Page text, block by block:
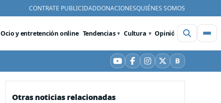
CONTRATE PUBLICIDADDONACIONESQUIÉNES SOMOS
Ocio y entretención online Tendencias Cultura Opinión Videos
YouTube
Facebook
Instagram
X BBluesky
Otras noticias relacionadas